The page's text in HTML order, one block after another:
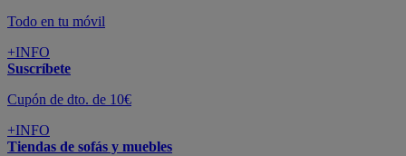
Todo en tu móvil
+INFO
Suscríbete
Cupón de dto. de 10€
+INFO
Tiendas de sofás y muebles